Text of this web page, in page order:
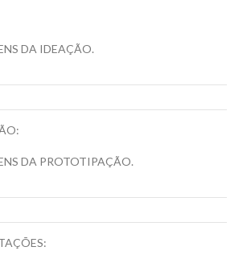
DA IDEAÇÃO.
DA PROTOTIPAÇÃO.